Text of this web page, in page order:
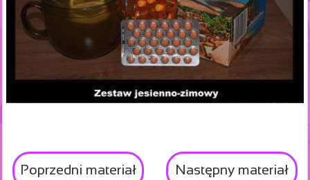
Poprzedni materiał Następny materiał